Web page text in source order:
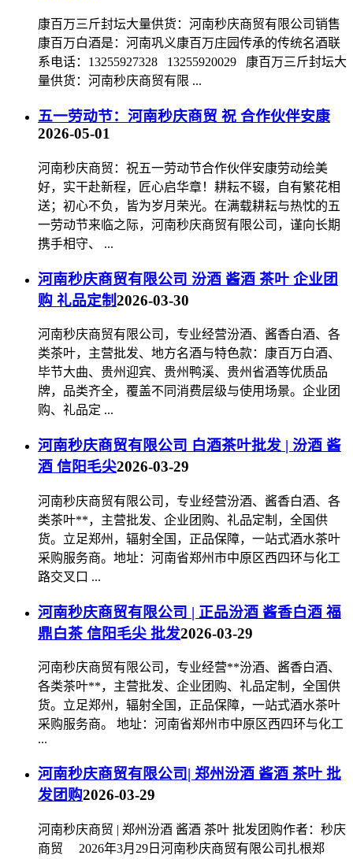
康百万三斤封坛大量供货：河南秒庆商贸有限公司销售
康百万白酒是：河南巩义康百万庄园传承的传统名酒联
系电话：13255927328 13255920029 康百万三斤封坛大
量供货：河南秒庆商贸有限 ...
五一劳动节：河南秒庆商贸 祝 合作伙伴安康
2026-05-01
河南秒庆商贸：祝五一劳动节合作伙伴安康劳动绘美
好，实干赴新程，匠心启华章！耕耘不辍，自有繁花相
送；初心不负，皆为岁月荣光。在满载耕耘与热忱的五
一劳动节来临之际，河南秒庆商贸有限公司，谨向长期
携手相守、 ...
河南秒庆商贸有限公司 汾酒 酱酒 茶叶 企业团
购 礼品定制2026-03-30
河南秒庆商贸有限公司，专业经营汾酒、酱香白酒、各
类茶叶，主营批发、地方名酒与特色款：康百万白酒、
毕节大曲、贵州迎宾、贵州鸭溪、贵州省酒等优质品
牌，品类齐全，覆盖不同消费层级与使用场景。企业团
购、礼品定 ...
河南秒庆商贸有限公司 白酒茶叶批发 | 汾酒 酱
酒 信阳毛尖2026-03-29
河南秒庆商贸有限公司，专业经营汾酒、酱香白酒、各
类茶叶**，主营批发、企业团购、礼品定制，全国供
货。立足郑州，辐射全国，正品保障，一站式酒水茶叶
采购服务商。地址：河南省郑州市中原区西四环与化工
路交叉口 ...
河南秒庆商贸有限公司 | 正品汾酒 酱香白酒 福
鼎白茶 信阳毛尖 批发2026-03-29
河南秒庆商贸有限公司，专业经营**汾酒、酱香白酒、
各类茶叶**，主营批发、企业团购、礼品定制，全国供
货。立足郑州，辐射全国，正品保障，一站式酒水茶叶
采购服务商。 地址：河南省郑州市中原区西四环与化工
...
河南秒庆商贸有限公司| 郑州汾酒 酱酒 茶叶 批
发团购2026-03-29
河南秒庆商贸 | 郑州汾酒 酱酒 茶叶 批发团购作者：秒庆
商贸 2026年3月29日河南秒庆商贸有限公司扎根郑